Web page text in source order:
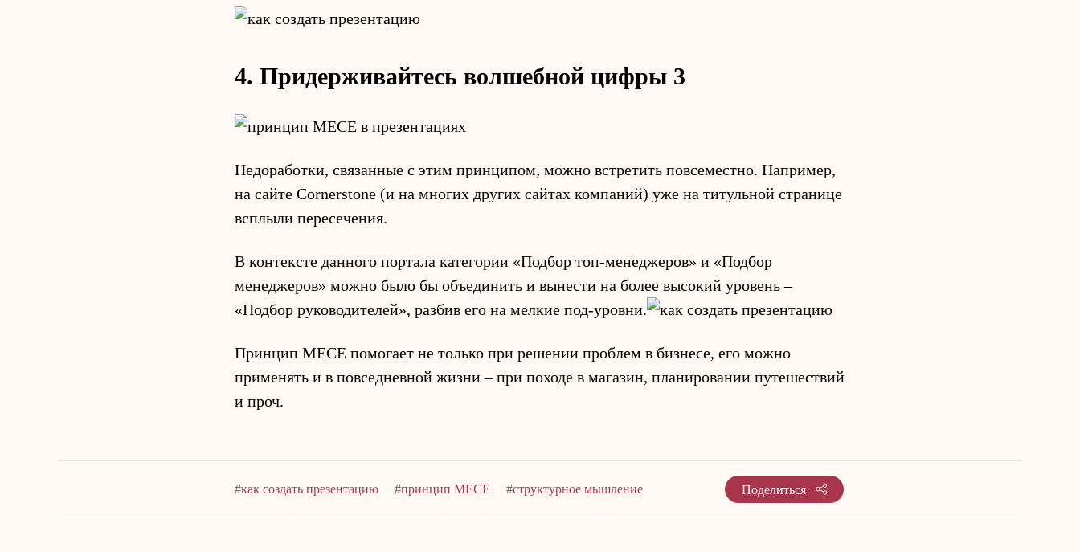
4. Придерживайтесь волшебной цифры 3
Недоработки, связанные с этим принципом, можно встретить повсеместно. Например,
на сайте Cornerstone (и на многих других сайтах компаний) уже на титульной странице
всплыли пересечения.
В контексте данного портала категории «Подбор топ-менеджеров» и «Подбор
менеджеров» можно было бы объединить и вынести на более высокий уровень –
«Подбор руководителей», разбив его на мелкие под-уровни.
Принцип MECE помогает не только при решении проблем в бизнесе, его можно
применять и в повседневной жизни – при походе в магазин, планировании путешествий
и проч.
#как создать презентацию #принцип MECE #структурное мышление Поделиться